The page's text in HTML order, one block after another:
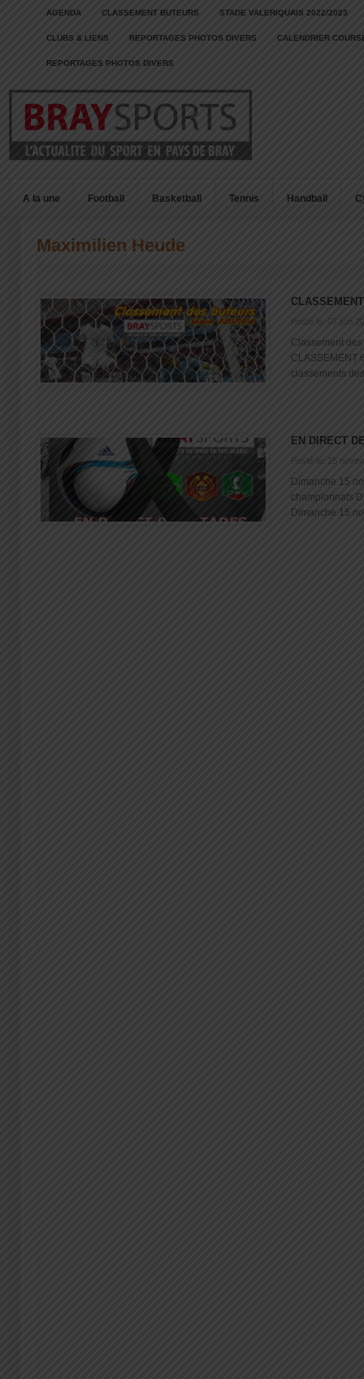
AGENDA CLASSEMENT BUTEURS STADE VALERIQUAIS 2022/2023
CLUBS & LIENS REPORTAGES PHOTOS DIVERS CALENDRIER
REPORTAGES PHOTOS DIVERS
A la une Football Basketball Tennis Handball
Maximilien Heude
Posté le: 07 juin
Classement
CLASSEMENT
classements
EN DIRECT
Posté le: 15
Dimanche 15
championnats
Dimanche 15